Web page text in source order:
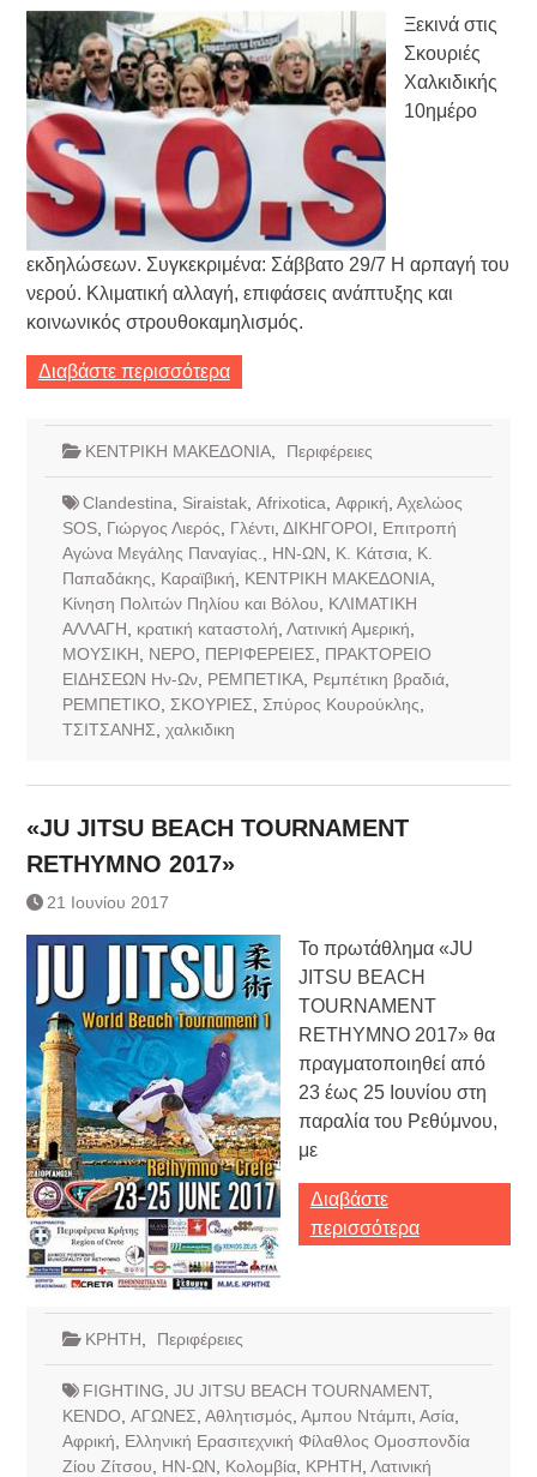
Ξεκινά στις
Σκουριές
Χαλκιδικής
10ημέρο
εκδηλώσεων. Συγκεκριμένα: Σάββατο 29/7 Η αρπαγή του
νερού. Κλιματική αλλαγή, επιφάσεις ανάπτυξης και
κοινωνικός στρουθοκαμηλισμός.
Διαβάστε περισσότερα
ΚΕΝΤΡΙΚΗ ΜΑΚΕΔΟΝΙΑ, Περιφέρειες
Clandestina Siraistak, Αfrixotica Αφρική Αχελώος
SOS, Γιώργος Λιερός Γλέντι, ΔΙΚΗΓΟΡΟΙ
Επιτροπή
Αγώνα Μεγάλης Παναγίας.
ΗΝ-ΩΝ Κ. Κάτσια, Κ.
Παπαδάκης
Καραϊβική ΚΕΝΤΡΙΚΗ ΜΑΚΕΔΟΝΙΑ,
Κίνηση Πολιτών Πηλίου και Βόλου
ΚΛΙΜΑΤΙΚΗ
ΑΛΛΑΓΗ
κρατική καταστολή Λατινική Αμερική
ΜΟΥΣΙΚΗ
ΝΕΡΟ ΠΕΡΙΦΕΡΕΙΕΣ
ΠΡΑΚΤΟΡΕΙΟ
ΕΙΔΗΣΕΩΝ Ην-Ων, ΡΕΜΠΕΤΙΚΑ, Ρεμπέτικη βραδιά,
ΡΕΜΠΕΤΙΚΟ
ΣΚΟΥΡΙΕΣ Σπύρος Κουρούκλης
ΤΣΙΤΣΑΝΗΣ χαλκιδικη
«JU JITSU BEACH TOURNAMENT
RETHYMNO 2017»
21 Ιουνίου 2017
Το πρωτάθλημα «JU
JITSU BEACH
TOURNAMENT
RETHYMNO 2017» θα
πραγματοποιηθεί από
23 έως 25 Ιουνίου στη
παραλία του Ρεθύμνου,
με
Διαβάστε
περισσότερα
ΚΡΗΤΗ Περιφέρειες
FIGHTING JU JITSU BEACH TOURNAMENT,
KENDO ΑΓΩΝΕΣ Αθλητισμός Αμπου Ντάμπι, Ασία,
Αφρική
Ελληνική Ερασιτεχνική Φίλαθλος Ομοσπονδία
Ζίου Ζίτσου
ΗΝ-ΩΝ Κολομβία, ΚΡΗΤΗ Λατινική